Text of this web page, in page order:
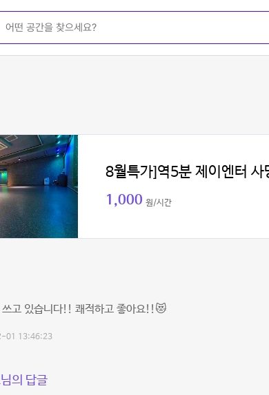
8월특가]역5분 제이엔터 사
1,000 원/시간
쓰고 있습니다!! 쾌적하고 좋아요!!😻
01 13:46:23
의 답글